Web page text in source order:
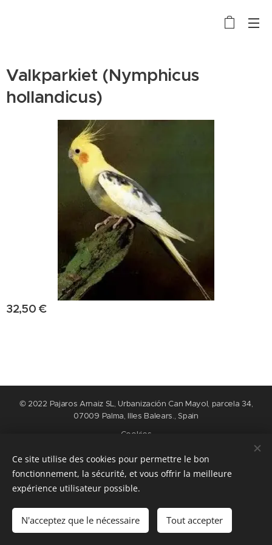
Valkparkiet (Nymphicus
hollandicus)
32,50 €
Ajouter au panier
© 2022 Pajaros Arnaiz SL, Urbanización Can Mayol, parcela 34,
07009 Palma, Illes Balears., Spain
Cookies
Langues
Nederlands
English Español Français
Ce site utilise des cookies pour permettre le bon
fonctionnement, la sécurité, et vous offrir la meilleure
expérience utilisateur possible.
N'acceptez que le nécessaire Tout accepter